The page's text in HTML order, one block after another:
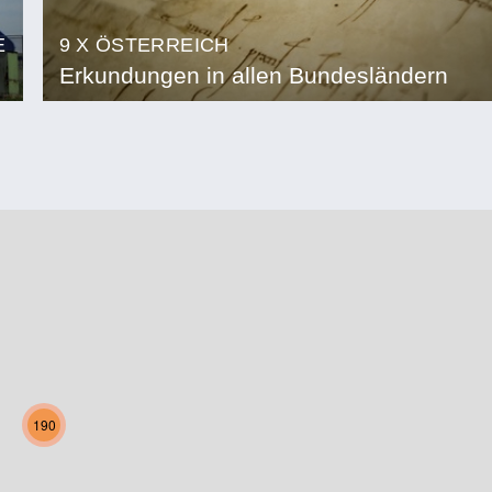
9 X ÖSTERREICH
Erkundungen in allen Bundesländern
190